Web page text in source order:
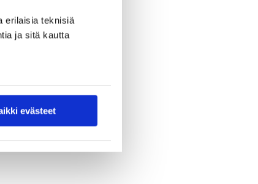
erilaisia teknisiä
ja sitä kautta
evästeet